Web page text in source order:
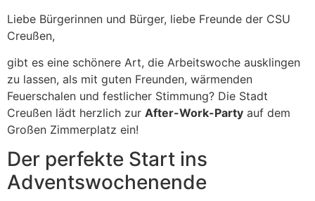
Liebe Bürgerinnen und Bürger, liebe Freunde der CSU
Creußen,
gibt es eine schönere Art, die Arbeitswoche ausklingen
zu lassen, als mit guten Freunden, wärmenden
Feuerschalen und festlicher Stimmung? Die Stadt
Creußen lädt herzlich zur After-Work-Party auf dem
Großen Zimmerplatz ein!
Der perfekte Start ins
Adventswochenende